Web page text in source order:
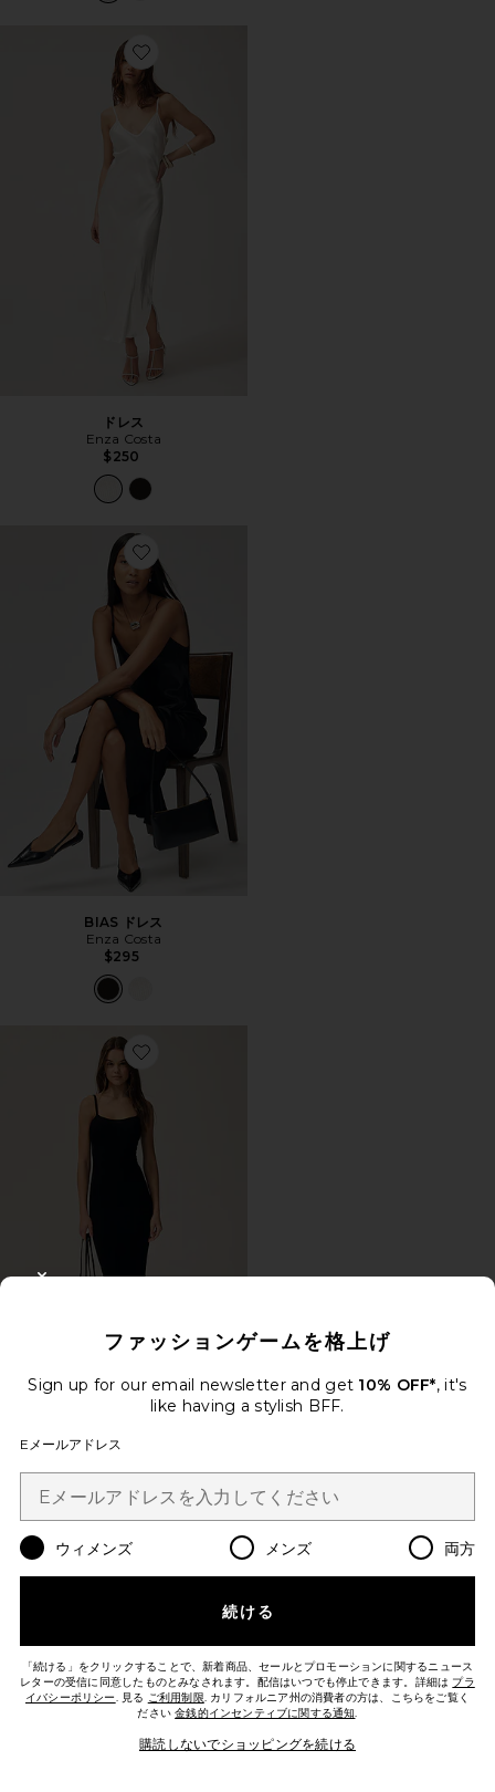
Favorite ドレス
ドレス
Enza Costa
$250
Favorite BIAS ドレス
BIAS ドレス
Enza Costa
$295
Favorite VERONA マキシスカート
COTTON CITIZEN
PLUS ICON TO SEE MORE OPTIONS
ファッションゲームを格上げ
Sign up for our email newsletter and get 10% OFF*, it's
like having a stylish BFF.
Eメールアドレス
ウィメンズ メンズ 両方
続ける
「続ける」をクリックすることで、新着商品、セールとプロモーションに関するニュース
レターの受信に同意したものとみなされます。配信はいつでも停止できます。詳細は プラ
イバシーポリシー. 見る ご利用制限. カリフォルニア州の消費者の方は、こちらをご覧く
ださい金銭的インセンティブに関する通知.
購読しないでショッピングを続ける